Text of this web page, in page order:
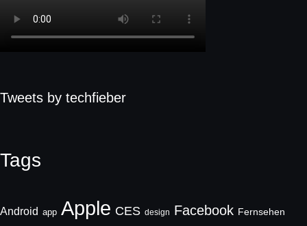
Tweets by techfieber
Tags
Android app Apple CES design Facebook Fernsehen